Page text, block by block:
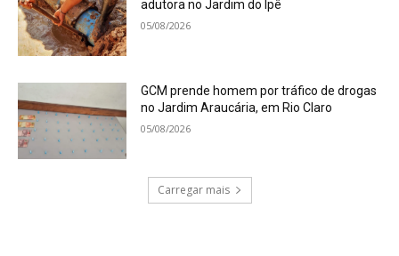
adutora no Jardim do Ipê
05/08/2026
GCM prende homem por tráfico de drogas
no Jardim Araucária, em Rio Claro
05/08/2026
Carregar mais